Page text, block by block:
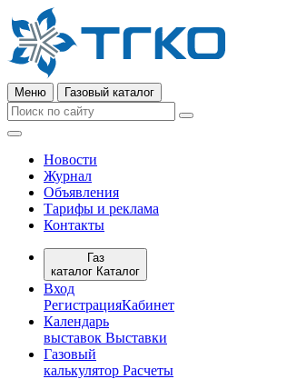
Меню Газовый каталог
Новости
Журнал
Объявления
Тарифы и реклама
Контакты
Газ
каталог Каталог
Вход
РегистрацияКабинет
Календарь
выставок Выставки
Газовый
калькулятор Расчеты